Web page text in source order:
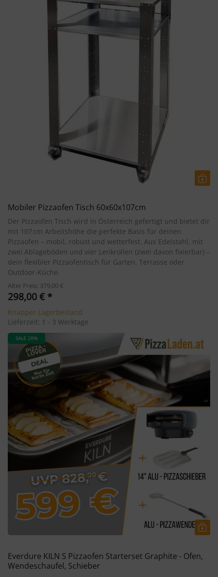
Mobiler Pizzaofen Tisch 60x60x107cm
Der Pizzaofen Tisch wird in Österreich gefertigt und bietet dir
mit 107 cm Arbeitshöhe die perfekte Basis für deinen
Pizzaofen – mobil, robust und wetterfest. Aus Edelstahl, mit
zwei Ablageböden und vier Lenkrollen (zwei davon fixierbar) –
dein flexibler Pizzaofentisch für Garten, Terrasse oder
Outdoor-Küche.
Alter Preis: 379,00 €
298,00 € *
Knapper Lagerbestand
Lieferzeit: 1 - 3 Werktage
SALE 28%
Everdure KILN S Pizzaofen Starterset Graphite - Ofen,
Wendeschaufel, Schieber